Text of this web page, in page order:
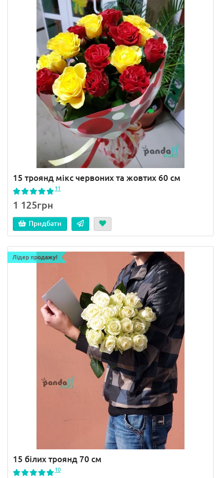
15 троянд мікс червоних та жовтих 60 см
11
1 125грн
Придбати
Лідер продажу!
15 білих троянд 70 см
10